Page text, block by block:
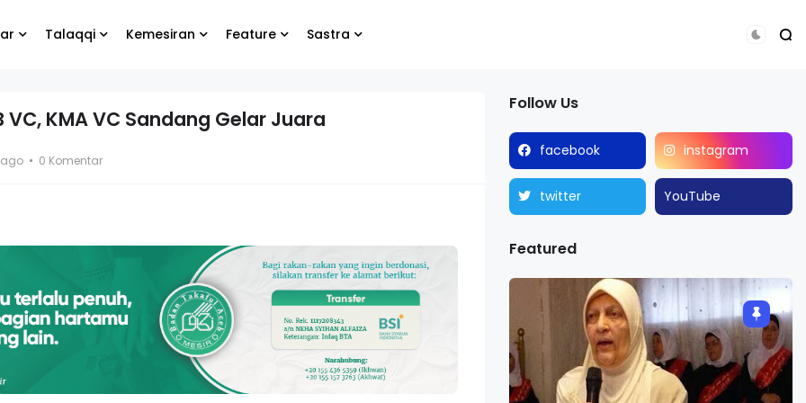
Talaqqi Kemesiran Feature Sastra
Biarlah yang lain
VC, KMA VC Sandang Gelar Juara
0 Komentar
Follow Us
facebook instagram
twitter YouTube
Featured